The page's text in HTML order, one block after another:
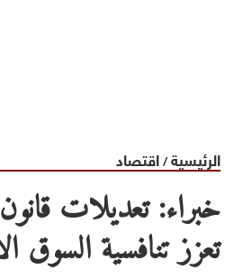
الرئيسية/اقتصاد
خبراء: تعديلات قانون
تعزز تنافسية السوق